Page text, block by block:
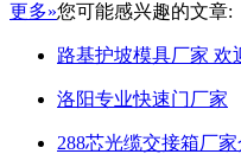
更多»您可能感兴趣的文章:
路基护坡模具厂家 欢
洛阳专业快速门厂家
288芯光缆交接箱厂